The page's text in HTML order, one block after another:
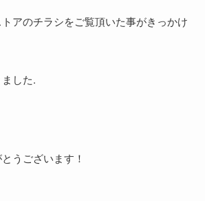
アのチラシをご覧頂いた事がきっかけ
した.
うございます！